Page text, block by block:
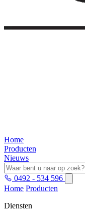
Home
Producten
Nieuws
0492 - 534 596
Home Producten
Diensten